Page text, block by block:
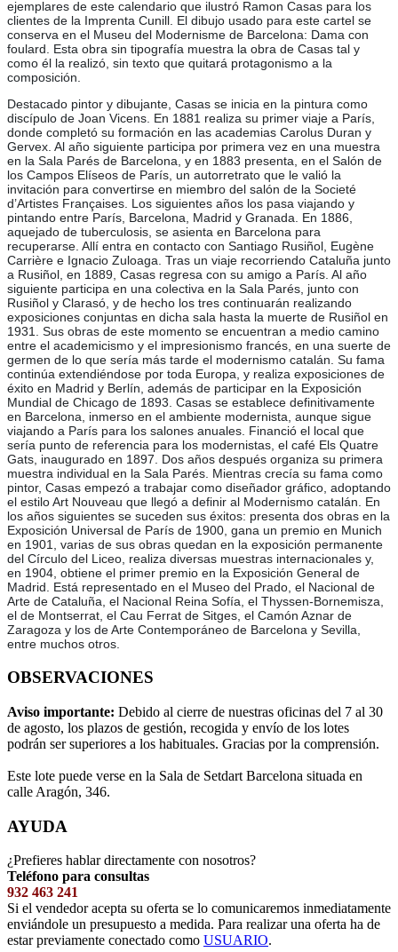
ejemplares de este calendario que ilustró Ramon Casas para los
clientes de la Imprenta Cunill. El dibujo usado para este cartel se
conserva en el Museu del Modernisme de Barcelona: Dama con
foulard. Esta obra sin tipografía muestra la obra de Casas tal y
como él la realizó, sin texto que quitará protagonismo a la
composición.
Destacado pintor y dibujante, Casas se inicia en la pintura como
discípulo de Joan Vicens. En 1881 realiza su primer viaje a París,
donde completó su formación en las academias Carolus Duran y
Gervex. Al año siguiente participa por primera vez en una muestra
en la Sala Parés de Barcelona, y en 1883 presenta, en el Salón de
los Campos Elíseos de París, un autorretrato que le valió la
invitación para convertirse en miembro del salón de la Societé
d’Artistes Françaises. Los siguientes años los pasa viajando y
pintando entre París, Barcelona, Madrid y Granada. En 1886,
aquejado de tuberculosis, se asienta en Barcelona para
recuperarse. Allí entra en contacto con Santiago Rusiñol, Eugène
Carrière e Ignacio Zuloaga. Tras un viaje recorriendo Cataluña junto
a Rusiñol, en 1889, Casas regresa con su amigo a París. Al año
siguiente participa en una colectiva en la Sala Parés, junto con
Rusiñol y Clarasó, y de hecho los tres continuarán realizando
exposiciones conjuntas en dicha sala hasta la muerte de Rusiñol en
1931. Sus obras de este momento se encuentran a medio camino
entre el academicismo y el impresionismo francés, en una suerte de
germen de lo que sería más tarde el modernismo catalán. Su fama
continúa extendiéndose por toda Europa, y realiza exposiciones de
éxito en Madrid y Berlín, además de participar en la Exposición
Mundial de Chicago de 1893. Casas se establece definitivamente
en Barcelona, inmerso en el ambiente modernista, aunque sigue
viajando a París para los salones anuales. Financió el local que
sería punto de referencia para los modernistas, el café Els Quatre
Gats, inaugurado en 1897. Dos años después organiza su primera
muestra individual en la Sala Parés. Mientras crecía su fama como
pintor, Casas empezó a trabajar como diseñador gráfico, adoptando
el estilo Art Nouveau que llegó a definir al Modernismo catalán. En
los años siguientes se suceden sus éxitos: presenta dos obras en la
Exposición Universal de París de 1900, gana un premio en Munich
en 1901, varias de sus obras quedan en la exposición permanente
del Círculo del Liceo, realiza diversas muestras internacionales y,
en 1904, obtiene el primer premio en la Exposición General de
Madrid. Está representado en el Museo del Prado, el Nacional de
Arte de Cataluña, el Nacional Reina Sofía, el Thyssen-Bornemisza,
el de Montserrat, el Cau Ferrat de Sitges, el Camón Aznar de
Zaragoza y los de Arte Contemporáneo de Barcelona y Sevilla,
entre muchos otros.
OBSERVACIONES
Aviso importante: Debido al cierre de nuestras oficinas del 7 al 30
de agosto, los plazos de gestión, recogida y envío de los lotes
podrán ser superiores a los habituales. Gracias por la comprensión.
Este lote puede verse en la Sala de Setdart Barcelona situada en
calle Aragón, 346.
AYUDA
¿Prefieres hablar directamente con nosotros?
Teléfono para consultas
932 463 241
Si el vendedor acepta su oferta se lo comunicaremos inmediatamente
enviándole un presupuesto a medida. Para realizar una oferta ha de
estar previamente conectado como USUARIO.